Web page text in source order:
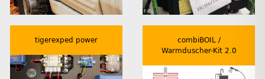
tigerexped power
combiBOIL /
Warmduscher-Kit 2.0